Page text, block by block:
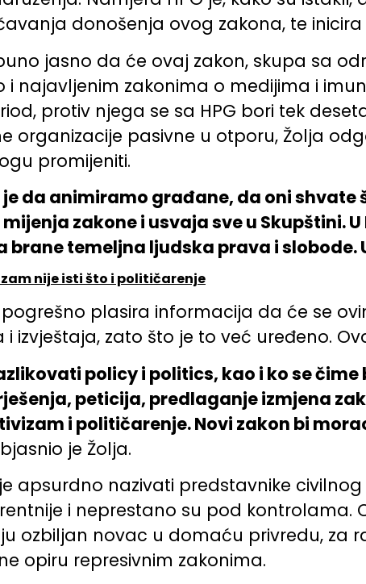
donošenja ovog zakona, te
jasno da će ovaj zakon, skupa sa
i najavljenim zakonima o medijima i
protiv njega se sa HPG bori tek
organizacije pasivne u otporu, Žolja
promijeniti.
da animiramo građane, da oni
zakone i usvaja sve u Skupštini.
brane temeljna ljudska prava i slobode.
nije isti što i političarenje
plasira informacija da će se
i izvještaja, zato što je to već uređeno.
policy i politics, kao i ko se
peticija, predlaganje izmjena
i političarenje. Novi zakon bi
je Žolja.
apsurdno nazivati predstavnike
i neprestano su pod kontrolama.
ozbiljan novac u domaću privredu, za
opiru represivnim zakonima.